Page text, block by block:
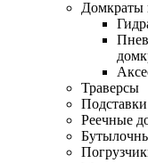
Домкраты
Траверсы
Реечные